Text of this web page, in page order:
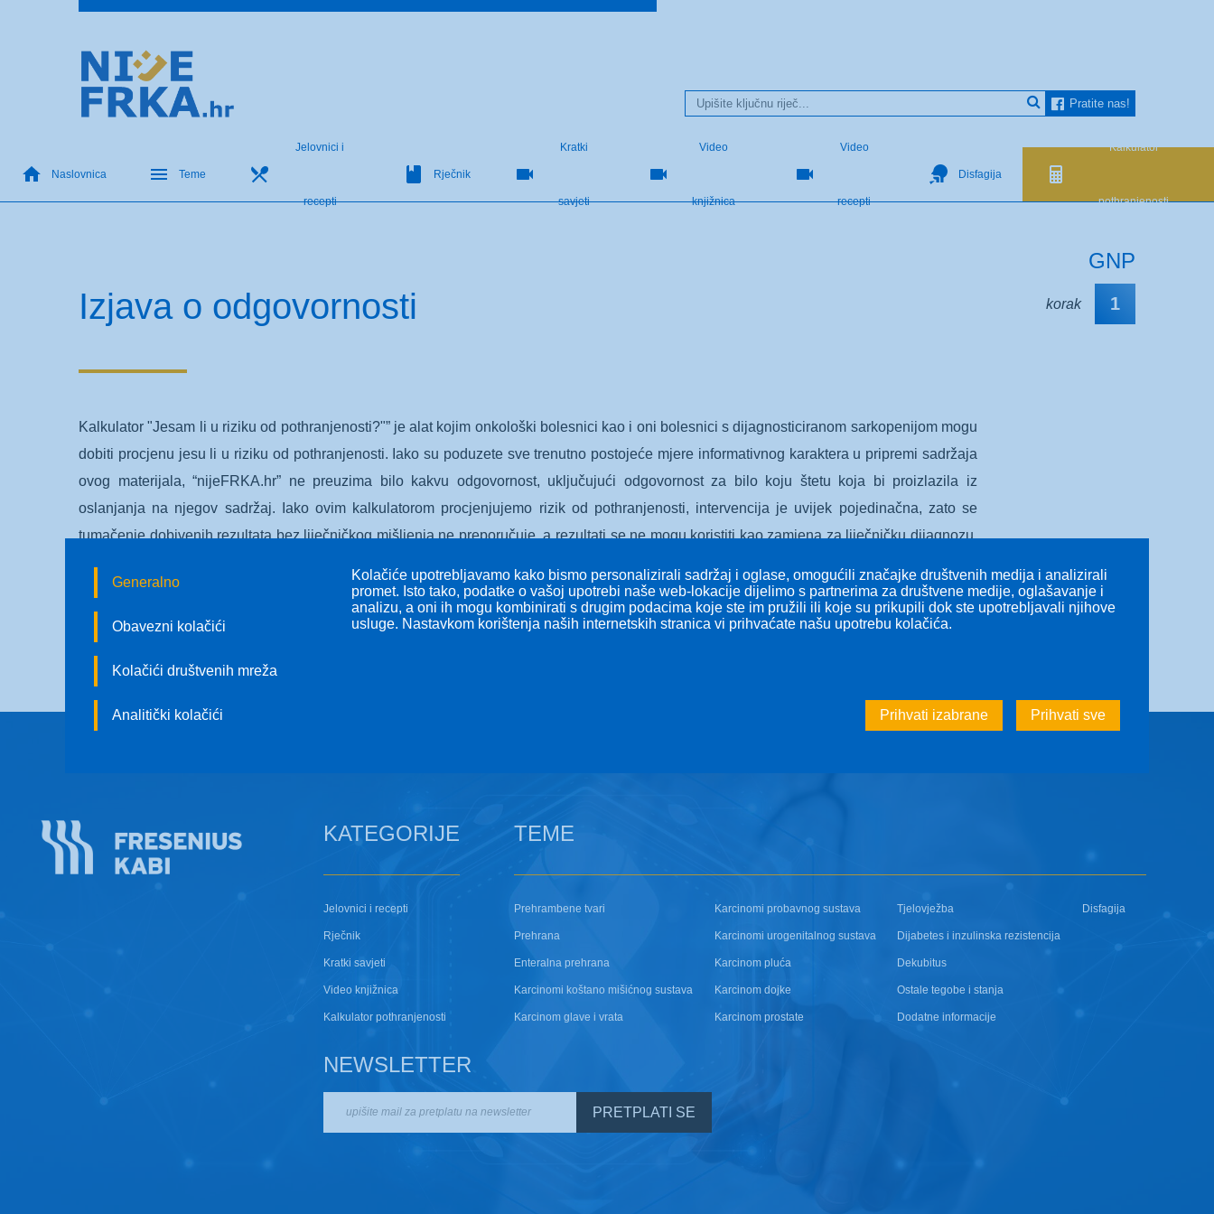
Pratite nas!
Naslovnica Teme
Jelovnici i
recepti
Rječnik
Kratki
savjeti
Video
knjižnica
Video
recepti
Disfagija
Kalkulator
pothranjenosti
Izjava o odgovornosti
Kalkulator "Jesam li u riziku od pothranjenosti?"” je alat kojim onkološki bolesnici kao i oni bolesnici s dijagnosticiranom sarkopenijom mogu
dobiti procjenu jesu li u riziku od pothranjenosti. Iako su poduzete sve trenutno postojeće mjere informativnog karaktera u pripremi sadržaja
ovog materijala, “nijeFRKA.hr” ne preuzima bilo kakvu odgovornost, uključujući odgovornost za bilo koju štetu koja bi proizlazila iz
oslanjanja na njegov sadržaj. Iako ovim kalkulatorom procjenjujemo rizik od pothranjenosti, intervencija je uvijek pojedinačna, zato se
tumačenje dobivenih rezultata bez liječničkog mišljenja ne preporučuje, a rezultati se ne mogu koristiti kao zamjena za liječničku dijagnozu.
Razumijem, pristajem sudjelovati i preuzimam odgovornost
GNP
korak 1
KATEGORIJE
Jelovnici i recepti
Rječnik
Kratki savjeti
Video knjižnica
Kalkulator pothranjenosti
TEME
Prehrambene tvari
Prehrana
Enteralna prehrana
Karcinomi koštano mišićnog sustava
Karcinom glave i vrata
Karcinomi probavnog sustava
Karcinomi urogenitalnog sustava
Karcinom pluća
Karcinom dojke
Karcinom prostate
Tjelovježba
Dijabetes i inzulinska rezistencija
Dekubitus
Ostale tegobe i stanja
Dodatne informacije
Disfagija
NEWSLETTER
PRETPLATI SE
Generalno
Obavezni kolačići
Kolačići društvenih mreža
Analitički kolačići
Kolačiće upotrebljavamo kako bismo personalizirali sadržaj i oglase, omogućili značajke društvenih medija i analizirali
promet. Isto tako, podatke o vašoj upotrebi naše web-lokacije dijelimo s partnerima za društvene medije, oglašavanje i
analizu, a oni ih mogu kombinirati s drugim podacima koje ste im pružili ili koje su prikupili dok ste upotrebljavali njihove
usluge. Nastavkom korištenja naših internetskih stranica vi prihvaćate našu upotrebu kolačića.
Prihvati izabrane Prihvati sve